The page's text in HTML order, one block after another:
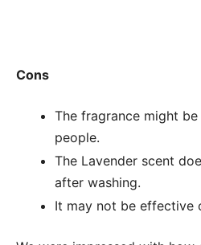
Cons
The fragrance might
people.
The Lavender scent
after washing.
It may not be effective